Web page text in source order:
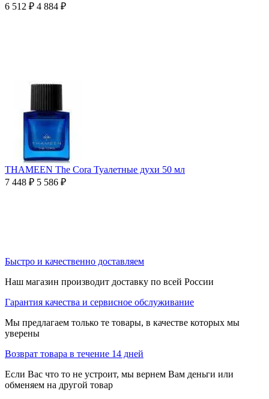
6 512 ₽ 4 884 ₽
THAMEEN The Cora Туалетные духи 50 мл
7 448 ₽ 5 586 ₽
Быстро и качественно доставляем
Наш магазин производит доставку по всей России
Гарантия качества и сервисное обслуживание
Мы предлагаем только те товары, в качестве которых мы
уверены
Возврат товара в течение 14 дней
Если Вас что то не устроит, мы вернем Вам деньги или
обменяем на другой товар